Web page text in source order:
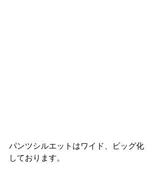
パンツシルエットはワイド、ビッグ化
しております。